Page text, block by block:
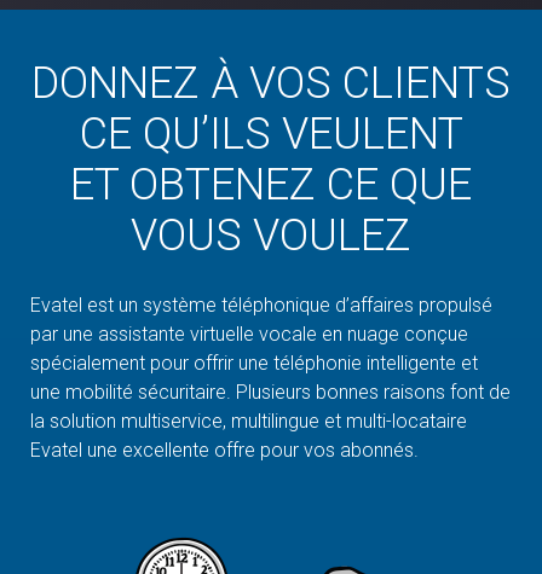
DONNEZ À VOS CLIENTS
CE QU’ILS VEULENT
ET OBTENEZ CE QUE
VOUS VOULEZ
Evatel est un système téléphonique d’affaires propulsé
par une assistante virtuelle vocale en nuage conçue
spécialement pour offrir une téléphonie intelligente et
une mobilité sécuritaire. Plusieurs bonnes raisons font de
la solution multiservice, multilingue et multi-locataire
Evatel une excellente offre pour vos abonnés.